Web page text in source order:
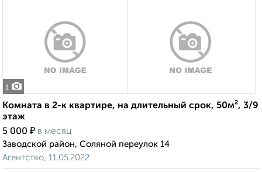
1
Комната в 2-к квартире, на длительный срок, 50м², 3/9
этаж
5 000 ₽ в месяц
Заводской район, Соляной переулок 14
Агентство, 11.05.2022